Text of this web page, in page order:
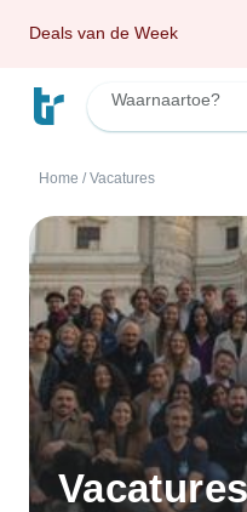
Deals van de Week
Waarnaartoe?
Home / Vacatures
Vacatures